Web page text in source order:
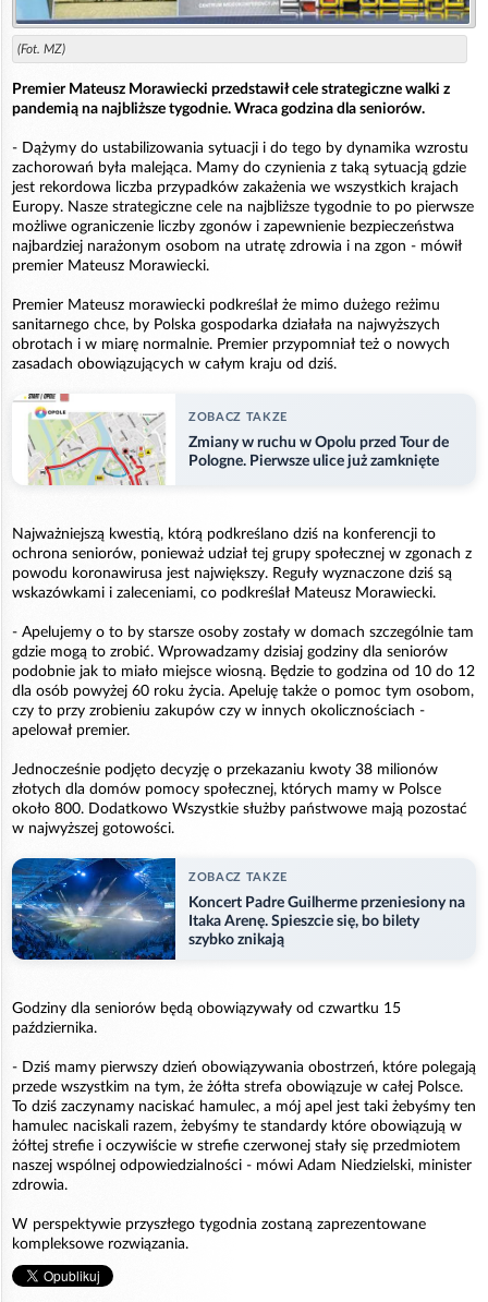
(Fot. MZ)
Premier Mateusz Morawiecki przedstawił cele strategiczne walki z
pandemią na najbliższe tygodnie. Wraca godzina dla seniorów.
- Dążymy do ustabilizowania sytuacji i do tego by dynamika wzrostu
zachorowań była malejąca. Mamy do czynienia z taką sytuacją gdzie
jest rekordowa liczba przypadków zakażenia we wszystkich krajach
Europy. Nasze strategiczne cele na najbliższe tygodnie to po pierwsze
możliwe ograniczenie liczby zgonów i zapewnienie bezpieczeństwa
najbardziej narażonym osobom na utratę zdrowia i na zgon - mówił
premier Mateusz Morawiecki.
Premier Mateusz morawiecki podkreślał że mimo dużego reżimu
sanitarnego chce, by Polska gospodarka działała na najwyższych
obrotach i w miarę normalnie. Premier przypomniał też o nowych
zasadach obowiązujących w całym kraju od dziś.
ZOBACZ TAKZE
Zmiany w ruchu w Opolu przed Tour de
Pologne. Pierwsze ulice już zamknięte
Najważniejszą kwestią, którą podkreślano dziś na konferencji to
ochrona seniorów, ponieważ udział tej grupy społecznej w zgonach z
powodu koronawirusa jest największy. Reguły wyznaczone dziś są
wskazówkami i zaleceniami, co podkreślał Mateusz Morawiecki.
- Apelujemy o to by starsze osoby zostały w domach szczególnie tam
gdzie mogą to zrobić. Wprowadzamy dzisiaj godziny dla seniorów
podobnie jak to miało miejsce wiosną. Będzie to godzina od 10 do 12
dla osób powyżej 60 roku życia. Apeluję także o pomoc tym osobom,
czy to przy zrobieniu zakupów czy w innych okolicznościach -
apelował premier.
Jednocześnie podjęto decyzję o przekazaniu kwoty 38 milionów
złotych dla domów pomocy społecznej, których mamy w Polsce
około 800. Dodatkowo Wszystkie służby państwowe mają pozostać
w najwyższej gotowości.
ZOBACZ TAKZE
Koncert Padre Guilherme przeniesiony na
Itaka Arenę. Spieszcie się, bo bilety
szybko znikają
Godziny dla seniorów będą obowiązywały od czwartku 15
października.
- Dziś mamy pierwszy dzień obowiązywania obostrzeń, które polegają
przede wszystkim na tym, że żółta strefa obowiązuje w całej Polsce.
To dziś zaczynamy naciskać hamulec, a mój apel jest taki żebyśmy ten
hamulec naciskali razem, żebyśmy te standardy które obowiązują w
żółtej strefie i oczywiście w strefie czerwonej stały się przedmiotem
naszej wspólnej odpowiedzialności - mówi Adam Niedzielski, minister
zdrowia.
W perspektywie przyszłego tygodnia zostaną zaprezentowane
kompleksowe rozwiązania.